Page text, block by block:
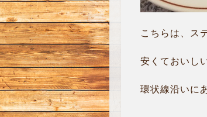
こちらは、ス
安くておいし
環状線沿いに